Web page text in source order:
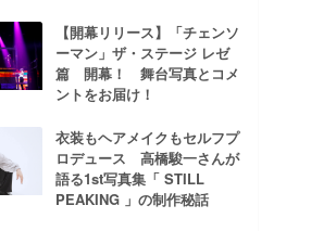
【開幕リリース】「チェンソ
ーマン」ザ・ステージ レゼ
篇 開幕！ 舞台写真とコメ
ントをお届け！
衣装もヘアメイクもセルフプ
ロデュース 高橋駿一さんが
語る1st写真集「 STILL
PEAKING 」の制作秘話